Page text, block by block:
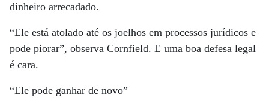
dinheiro arrecadado.
“Ele está atolado até os joelhos em processos jurídicos e
pode piorar”, observa Cornfield. E uma boa defesa legal
é cara.
“Ele pode ganhar de novo”